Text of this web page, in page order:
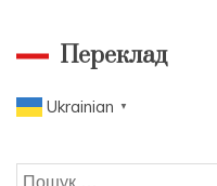
записів
Переклад
Ukrainian ▼
Пошук: